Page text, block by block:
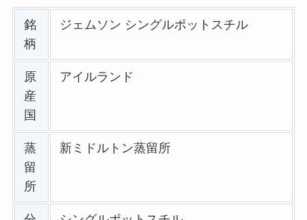
銘
柄
ジェムソン シングルポットスチル
原
産
国
アイルランド
蒸
留
所
新ミドルトン蒸留所